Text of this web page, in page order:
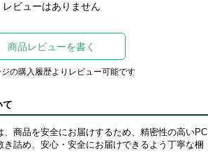
レビューはありません
商品レビューを書く
の購入履歴よりレビュー可能です
て
、商品を安全にお届けするため、精密性の高いPC
詰め、安心・安全にお届けできるよう丁寧な梱